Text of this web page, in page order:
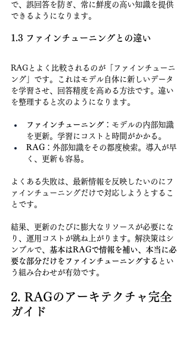
で、誤回答を防ぎ、常に鮮度の高い知識を提供
できるようになります。
1.3 ファインチューニングとの違い
RAGとよく比較されるのが「ファインチューニ
ング」です。これはモデル自体に新しいデータ
を学習させ、回答精度を高める方法です。違い
を整理すると次のようになります。
ファインチューニング ：モデルの内部知識
を更新。学習にコストと時間がかかる。
RAG ：外部知識をその都度検索。導入が早
く、更新も容易。
よくある失敗は、最新情報を反映したいのにフ
ァインチューニングだけで対応しようとするこ
とです。
結果、更新のたびに膨大なリソースが必要にな
り、運用コストが跳ね上がります。解決策はシ
ンプルで、 基本はRAGで情報を補い、本当に必
要な部分だけをファインチューニングする とい
う組み合わせが有効です。
2. RAGのアーキテクチャ完全
ガイド